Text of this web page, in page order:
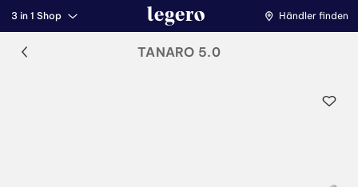
3 in 1 Shop Händler finden
TANARO 5.0